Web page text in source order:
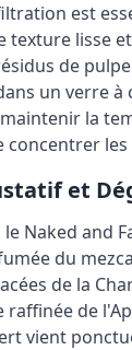
est
texture lisse
de
un verre
la
concentrer
et
le Naked and
du
de la
raffinée de
vient